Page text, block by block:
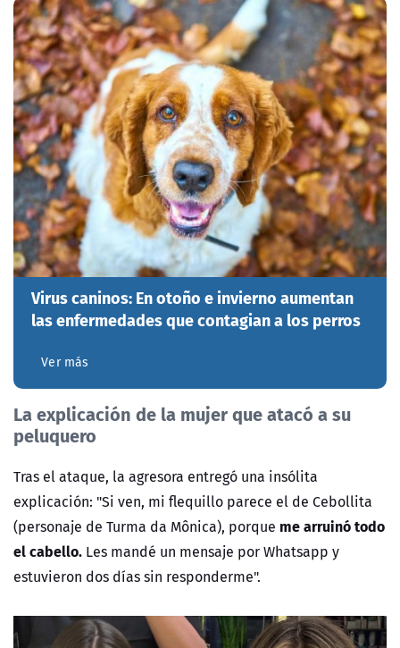
Virus caninos: En otoño e invierno aumentan
las enfermedades que contagian a los perros
Ver más
La explicación de la mujer que atacó a su
peluquero
Tras el ataque, la agresora entregó una insólita
explicación: "Si ven, mi flequillo parece el de Cebollita
(personaje de Turma da Mônica), porque me arruinó todo
el cabello. Les mandé un mensaje por Whatsapp y
estuvieron dos días sin responderme".